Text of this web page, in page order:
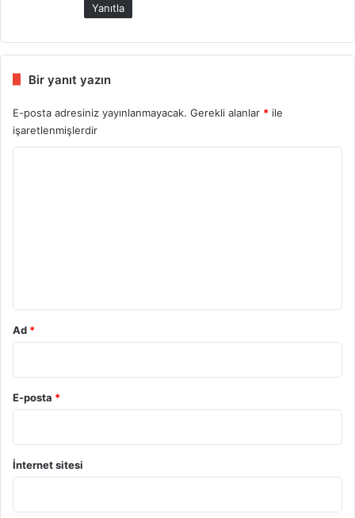
Yanıtla
Bir yanıt yazın
E-posta adresiniz yayınlanmayacak. Gerekli alanlar * ile
işaretlenmişlerdir
Ad *
E-posta *
İnternet sitesi